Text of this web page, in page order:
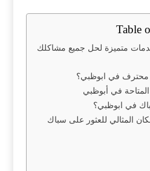
Table
متميزة لحل جميع مشاكلك
محترف في ابوظبي؟
في أبوظبي
في ابوظبي؟
المثالي للعثور على سباك